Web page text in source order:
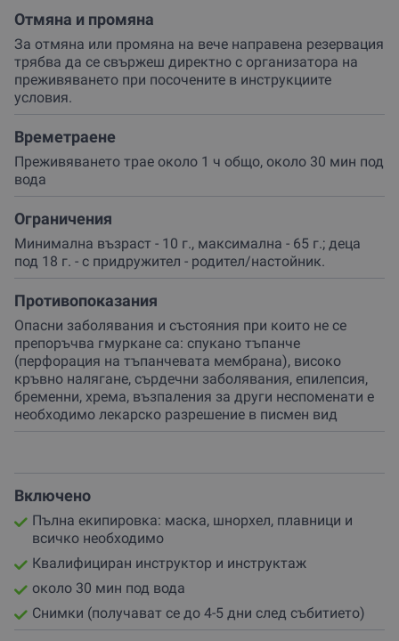
преживявания!Резервирай своя ваучер сега
на себе си или на любим човек вълнуваща среща с
красотата на подводния свят.
Отмяна и промяна
За отмяна или промяна на вече направена резервация
трябва да се свържеш директно с организатора на
преживяването при посочените в инструкциите
условия.
Времетраене
Преживяването трае около 1 ч общо, около 30 мин под
вода
Ограничения
Минимална възраст - 10 г., максимална - 65 г.; деца
под 18 г. - с придружител - родител/настойник.
Противопоказания
Опасни заболявания и състояния при които не се
препоръчва гмуркане са: спукано тъпанче
(перфорация на тъпанчевата мембрана), високо
кръвно налягане, сърдечни заболявания, епилепсия,
бременни, хрема, възпаления за други неспоменати е
необходимо лекарско разрешение в писмен вид
Включено
Пълна екипировка: маска, шнорхел, плавници и
всичко необходимо
Квалифициран инструктор и инструктаж
около 30 мин под вода
Снимки (получават се до 4-5 дни след събитието)